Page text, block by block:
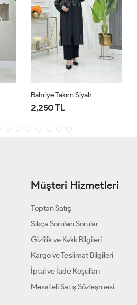
Bahriye Takım Siyah
2,250 TL
Müşteri Hizmetleri
Toptan Satış
Sıkça Sorulan Sorular
Gizlilik ve Kvkk Bilgileri
Kargo ve Teslimat Bilgileri
İptal ve İade Koşulları
Mesafeli Satış Sözleşmesi